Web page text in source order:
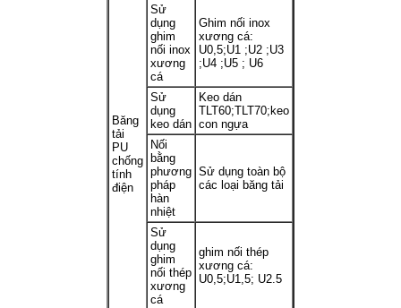
Băng
tải
PU
chống
tính
điện
Sử
dụng
ghim
nối inox
xương
cá
Ghim nối inox
xương cá:
U0,5;U1 ;U2 ;U3
;U4 ;U5 ; U6
Sử
dụng
keo dán
Keo dán
TLT60;TLT70;keo
con ngựa
Nối
bằng
phương
pháp
hàn
nhiệt
Sử dụng toàn bộ
các loại băng tải
Sử
dụng
ghim
nối thép
xương
cá
ghim nối thép
xương cá:
U0,5;U1,5; U2.5